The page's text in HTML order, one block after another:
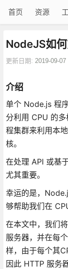
首页 资源
NodeJS如
更新日期: 2019-09-07
介绍
单个 Node.js 程
分利用 CPU 的
程集群来利用本
核。
在处理 API 或基
尤其重要。
幸运的是，
够帮助我们在
在本文中，我们
服务器，并在每
样，由于每个其
因此 HTTP 服务